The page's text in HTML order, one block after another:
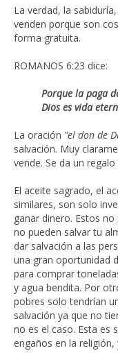
La verdad, la
venden porque son
forma gratuita.
ROMANOS 6:23 dice:
Porque la paga
Dios es vida
La oración "el don de
salvación. Muy
vende. Se da un
El aceite sagrado, el
similares, son solo
ganar dinero. Estos
no pueden salvar tu
dar salvación a las
una gran oportunidad
para comprar
y agua bendita. Por
pobres solo tendrían
salvación ya que no
no es el caso. Esta es
engaños en la